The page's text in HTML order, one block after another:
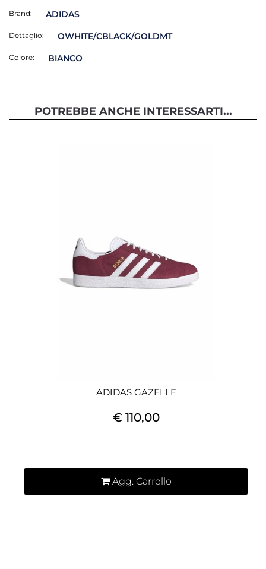
Brand: ADIDAS
Dettaglio: OWHITE/CBLACK/GOLDMT
Colore: BIANCO
POTREBBE ANCHE INTERESSARTI...
ADIDAS GAZELLE
€ 110,00
Agg. Carrello